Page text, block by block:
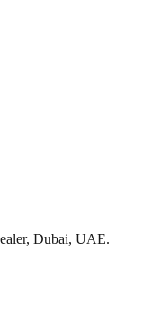
Dubai, UAE.